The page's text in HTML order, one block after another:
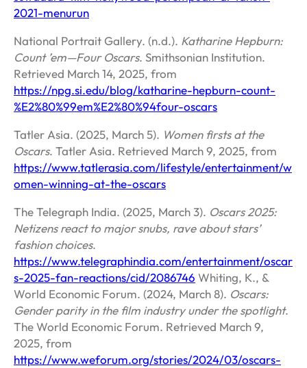
2021-menurun
National Portrait Gallery. (n.d.). Katharine Hepburn:
Count ’em—Four Oscars. Smithsonian Institution.
Retrieved March 14, 2025, from
https://npg.si.edu/blog/katharine-hepburn-count-
%E2%80%99em%E2%80%94four-oscars
Tatler Asia. (2025, March 5). Women firsts at the
Oscars. Tatler Asia. Retrieved March 9, 2025, from
https://www.tatlerasia.com/lifestyle/entertainment/w
omen-winning-at-the-oscars
The Telegraph India. (2025, March 3). Oscars 2025:
Netizens react to major snubs, rave about stars’
fashion choices.
https://www.telegraphindia.com/entertainment/oscar
s-2025-fan-reactions/cid/2086746 Whiting, K., &
World Economic Forum. (2024, March 8). Oscars:
Gender parity in the film industry under the spotlight.
The World Economic Forum. Retrieved March 9,
2025, from
https://www.weforum.org/stories/2024/03/oscars-